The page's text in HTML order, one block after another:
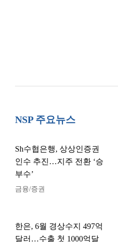
NSP 주요뉴스
Sh수협은행, 상상인증권
인수 추진…지주 전환 ‘승
부수’
금융/증권
한은, 6월 경상수지 497억
달러…수출 첫 1000억달